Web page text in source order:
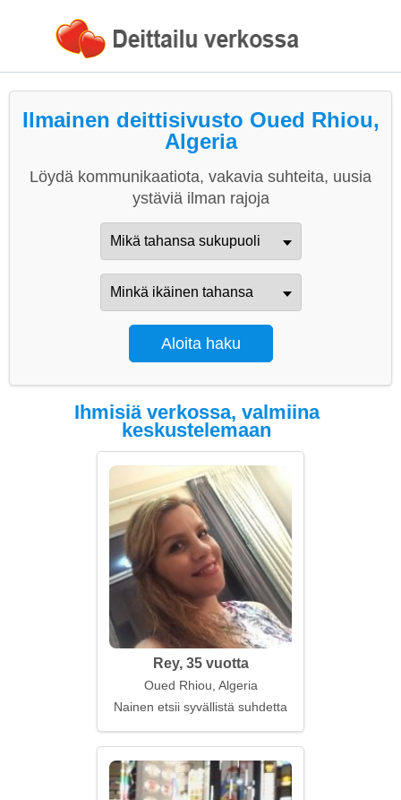
Ilmainen deittisivusto Oued Rhiou,
Algeria
Löydä kommunikaatiota, vakavia suhteita, uusia
ystäviä ilman rajoja
Ihmisiä verkossa, valmiina
keskustelemaan
Rey, 35 vuotta
Oued Rhiou, Algeria
Nainen etsii syvällistä suhdetta